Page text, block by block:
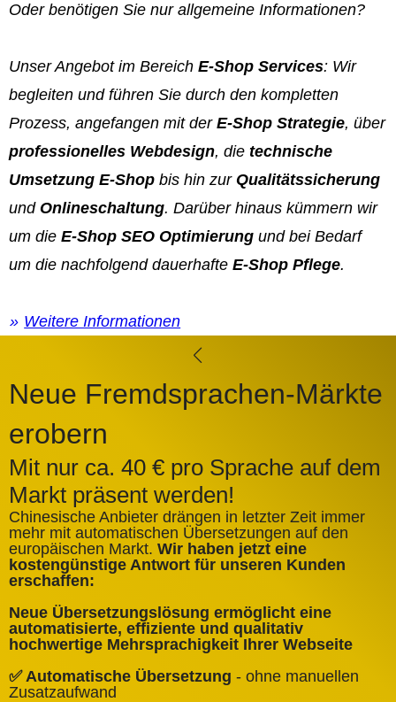
Oder benötigen Sie nur allgemeine Informationen?
Unser Angebot im Bereich E-Shop Services: Wir
begleiten und führen Sie durch den kompletten
Prozess, angefangen mit der E-Shop Strategie, über
professionelles Webdesign, die technische
Umsetzung E-Shop bis hin zur Qualitätssicherung
und Onlineschaltung. Darüber hinaus kümmern wir
um die E-Shop SEO Optimierung und bei Bedarf
um die nachfolgend dauerhafte E-Shop Pflege.
Weitere Informationen
Neue Fremdsprachen-Märkte
erobern
Mit nur ca. 40 € pro Sprache auf dem
Markt präsent werden!
Chinesische Anbieter drängen in letzter Zeit immer
mehr mit automatischen Übersetzungen auf den
europäischen Markt. Wir haben jetzt eine
kostengünstige Antwort für unseren Kunden
erschaffen:
Neue Übersetzungslösung ermöglicht eine
automatisierte, effiziente und qualitativ
hochwertige Mehrsprachigkeit Ihrer Webseite
✅ Automatische Übersetzung - ohne manuellen
Zusatzaufwand